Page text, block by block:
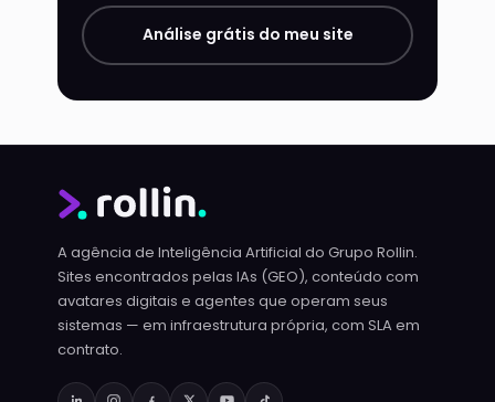
Análise grátis do meu site
A agência de Inteligência Artificial do Grupo Rollin.
Sites encontrados pelas IAs (GEO), conteúdo com
avatares digitais e agentes que operam seus
sistemas — em infraestrutura própria, com SLA em
contrato.